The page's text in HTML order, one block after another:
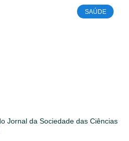
SAÚDE
Jornal da Sociedade das Ciências